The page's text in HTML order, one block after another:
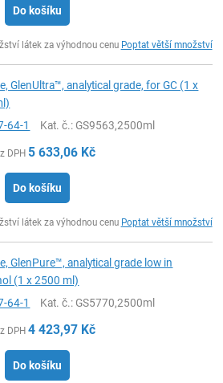
Do košíku
látek za výhodnou cenu Poptat větší množství
GlenUltra™, analytical grade, for GC (1 x
64-1 Kat. č.: GS9563,2500ml
DPH 5 633,06 Kč
Do košíku
látek za výhodnou cenu Poptat větší množství
GlenPure™, analytical grade low in
(1 x 2500 ml)
64-1 Kat. č.: GS5770,2500ml
DPH 4 423,97 Kč
Do košíku